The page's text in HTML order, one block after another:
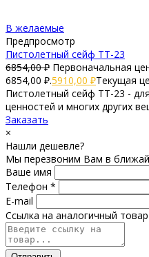
В желаемые
Предпросмотр
Пистолетный сейф TT-23
6854,00₽ Первоначальная
6854,00 ₽.5910,00 ₽Текущая
Пистолетный сейф TT-23 -
ценностей и многих других
Заказать
×
Нашли дешевле?
Мы перезвоним Вам в
Ваше имя
Телефон *
E-mail
Ссылка на аналогичный